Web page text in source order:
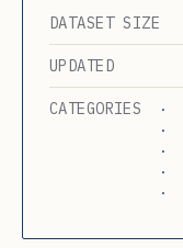
DATASET SIZE
UPDATED
CATEGORIES
·
·
·
·
·